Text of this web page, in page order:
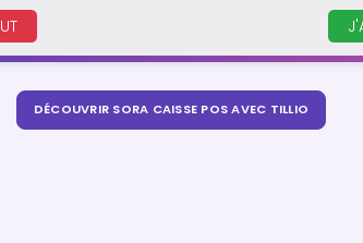
de caisse à intégrer une IA
DÉCOUVRIR SORA CAISSE POS AVEC TILLIO